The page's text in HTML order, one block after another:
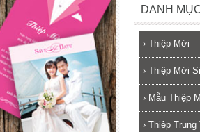
DANH
› Thiệp Mời
› Thiệp Mời
› Mẫu Thiệp
› Thiệp Trung